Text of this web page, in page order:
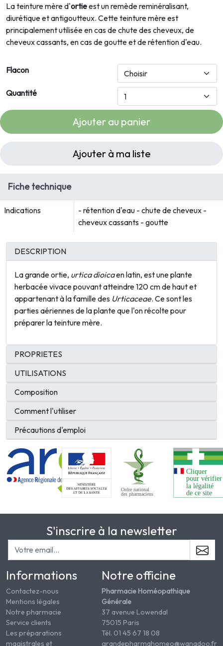
La teinture mère d'ortieest un remède reminéralisant,
diurétique et antigoutteux. Cette teinture mère est
principalement utilisée en cas de chute des cheveux, de
cheveux cassants, en cas de goutte et de rétention d'eau.
Flacon
Quantité
Ajouter au panier
Ajouter à ma liste
Fiche technique
Indications
- rétention d'eau - chute de cheveux -
cheveux cassants - goutte
DESCRIPTION
La grande ortie, urtica dioicaen latin, est une plante
herbacée vivace pouvant atteindre 120 cm de haut et
appartenant à la famille des Urticaceae. Ce sont les
parties aériennes de la plante que l'on récolte pour
préparer la teinture mère.
PROPRIETES
UTILISATIONS
Composition
Comment l'utiliser
Précautions d'emploi
S'inscrire à la newsletter
Informations
Contactez-nous
Mentions légales
Notre pharmacie
Service clients
Les préparations
magistrales et
Notre officine
Pharmacie Homéopathique
Générale
37 avenue Lowendal
75015 Paris
Tél. 01 45 67 18 08
grandepharmahomeo@wanadoo.fr